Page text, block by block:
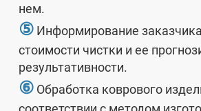
нем.
⑤ Информирование
стоимости чистки и ее
результативности.
⑥ Обработка коврового